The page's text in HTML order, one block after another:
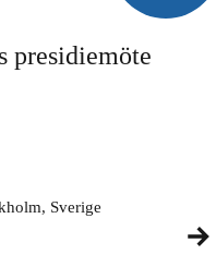
presidiemöte
Sverige